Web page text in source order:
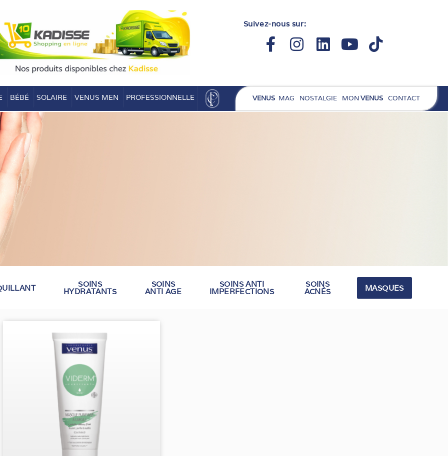
Suivez-nous sur:
Facebook-
f
Instagram
Linkedin
Youtube
Tiktok
BÉBÉ SOLAIRE VENUS MEN PROFESSIONNELLE VENUS MAG NOSTALGIE MONVENUS CONTACT
SOINS
HYDRATANTS
SOINS
ANTI AGE
SOINS ANTI
IMPERFECTIONS
SOINS
ACNÉS MASQUES